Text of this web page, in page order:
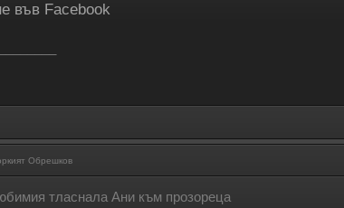
във Facebook
Обрешков
тласнала Ани към прозореца